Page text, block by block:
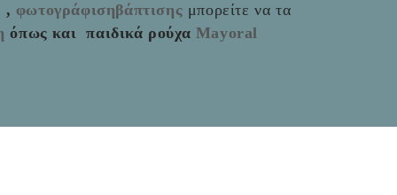
, φωτογράφισηβάπτισης μπορείτε να τα
όπως και παιδικά ρούχα Mayoral